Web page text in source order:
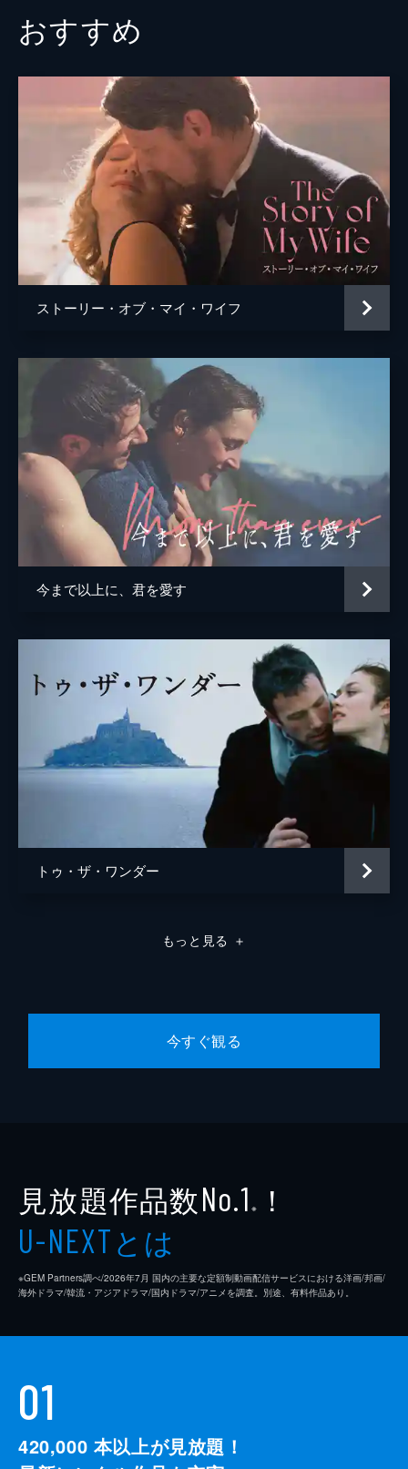
音楽 オリヴィエ・アルソン
ロドリゴ・ソロゴイェン
イグナジ・エスタペ
ジャン・ラバディ
アン＝ロール・ラバディ
ジェローム・ヴィダル
おすすめ
ストーリー・オブ・マイ・ワイフ
今まで以上に、君を愛す
トゥ・ザ・ワンダー
もっと見る ＋
今すぐ観る
見放題作品数No.1 ※ ！
U-NEXTとは
※GEM Partners調べ/2026年7⽉ 国内の主要な定額制動画配信サービスにおける洋画/邦画/
海外ドラマ/韓流・アジアドラマ/国内ドラマ/アニメを調査。別途、有料作品あり。
01
420,000 本以上が見放題！